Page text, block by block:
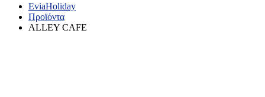
EviaHoliday
Προϊόντα
ALLEY CAFE